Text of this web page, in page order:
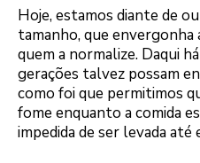
Hoje, estamos diante de
tamanho, que envergonha
quem a normalize. Daqui
gerações talvez possam
como foi que permitimos
fome enquanto a comida
impedida de ser levada até